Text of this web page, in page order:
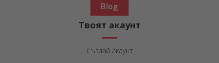
Blog
Твоят акаунт
Създай акаунт